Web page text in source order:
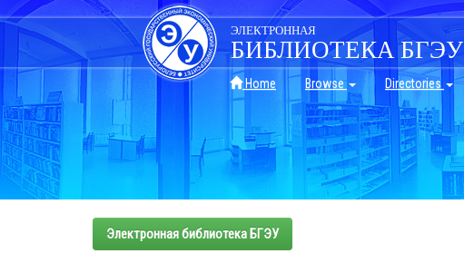
Skip
navigation
ЭЛЕКТРОННАЯ
БИБЛИОТЕКА БГЭУ
Home Browse Directories
Электронная библиотека БГЭУ